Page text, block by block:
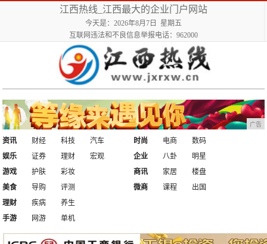
江西热线_江西最大的企业门户网站
今天是：2026年8月7日 星期五
互联网违法和不良信息举报电话：962000
广告
资讯 财经 科技
汽车
娱乐
证券 理财 宏观
时尚 电商
数码
企业
八卦
明星
游戏
护肤
彩妆
美食
导购 评测
商讯 家居
楼盘
微商
课程
出国
理财
疾病
养生
手游
网游 单机